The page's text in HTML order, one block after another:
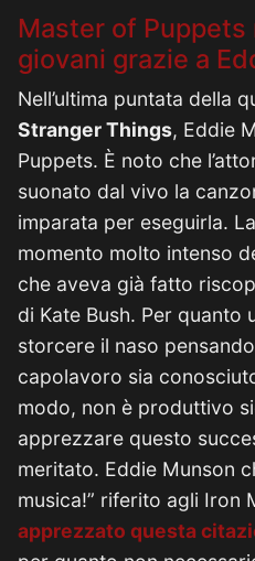
Master of
giovani grazie a
Nell’ultima puntata della
Stranger Things, Eddie
Puppets. È noto che
suonato dal vivo la
imparata per eseguirla.
momento molto intenso
che aveva già fatto
di Kate Bush. Per quanto
storcere il naso
capolavoro sia
modo, non è produttivo
apprezzare questo
meritato. Eddie Munson
musica!” riferito agli Iron
apprezzato questa